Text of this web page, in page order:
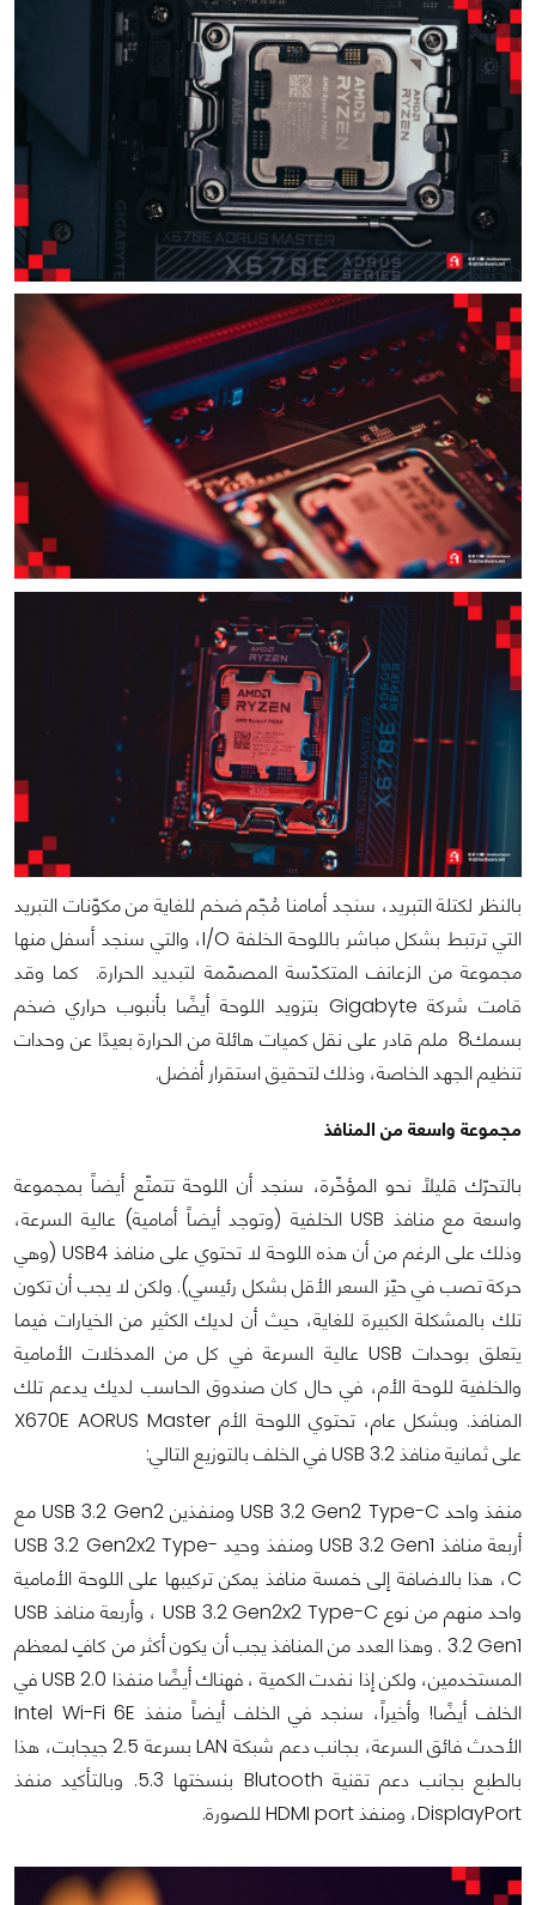
بالنظر لكتلة التبريد، سنجد أمامنا مُجّم ضخم للغاية من مكوّنات التبريد
التي ترتبط بشكل مباشر باللوحة الخلفة I/O، والتي سنجد أسفل منها
مجموعة من الزعانف المتكدّسة المصمّمة لتبديد الحرارة. كما وقد
قامت شركة Gigabyte بتزويد اللوحة أيضًا بأنبوب حراري ضخم
بسمك8 ملم قادر على نقل كميات هائلة من الحرارة بعيدًا عن وحدات
تنظيم الجهد الخاصة، وذلك لتحقيق استقرار أفضل.
مجموعة واسعة من المنافذ
بالتحرّك قليلاً نحو المؤخّرة، سنجد أن اللوحة تتمتّع أيضاً بمجموعة
واسعة مع منافذ USB الخلفية (وتوجد أيضاً أمامية) عالية السرعة،
وذلك على الرغم من أن هذه اللوحة لا تحتوي على منافذ USB4 (وهي
حركة تصب في حيّز السعر الأقل بشكل رئيسي). ولكن لا يجب أن تكون
تلك بالمشكلة الكبيرة للغاية، حيث أن لديك الكثير من الخيارات فيما
يتعلق بوحدات USB عالية السرعة في كل من المدخلات الأمامية
والخلفية للوحة الأم، في حال كان صندوق الحاسب لديك يدعم تلك
المنافذ. وبشكل عام، تحتوي اللوحة الأم X670E AORUS Master
على ثمانية منافذ USB 3.2 في الخلف بالتوزيع التالي:
منفذ واحد USB 3.2 Gen2 Type-C ومنفذين USB 3.2 Gen2 مع
أربعة منافذ USB 3.2 Gen1 ومنفذ وحيد USB 3.2 Gen2x2 Type-
C، هذا بالاضافة إلى خمسة منافذ يمكن تركيبها على اللوحة الأمامية
واحد منهم من نوع USB 3.2 Gen2x2 Type-C ، وأربعة منافذ USB
3.2 Gen1 . وهذا العدد من المنافذ يجب أن يكون أكثر من كافٍ لمعظم
المستخدمين، ولكن إذا نفدت الكمية ، فهناك أيضًا منفذا USB 2.0 في
الخلف أيضًا! وأخيراً، سنجد في الخلف أيضاً منفذ Intel Wi-Fi 6E
الأحدث فائق السرعة، بجانب دعم شبكة LAN بسرعة 2.5 جيجابت، هذا
بالطبع بجانب دعم تقنية Blutooth بنسختها 5.3. وبالتأكيد منفذ
DisplayPort، ومنفذ HDMI port للصورة.